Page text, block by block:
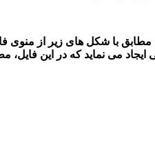
می نماید که در این